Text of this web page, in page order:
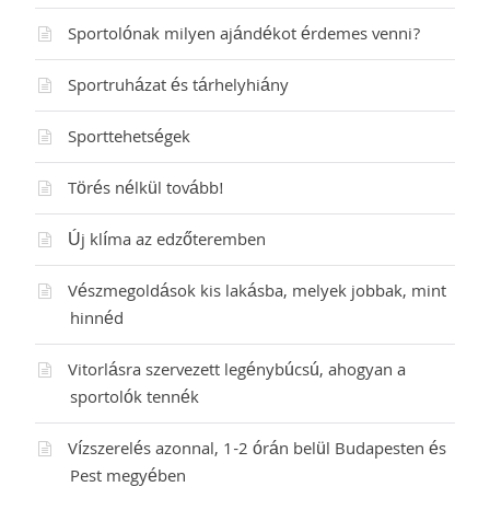
Sportolónak milyen ajándékot érdemes venni?
Sportruházat és tárhelyhiány
Sporttehetségek
Törés nélkül tovább!
Új klíma az edzőteremben
Vészmegoldások kis lakásba, melyek jobbak, mint
hinnéd
Vitorlásra szervezett legénybúcsú, ahogyan a
sportolók tennék
Vízszerelés azonnal, 1-2 órán belül Budapesten és
Pest megyében